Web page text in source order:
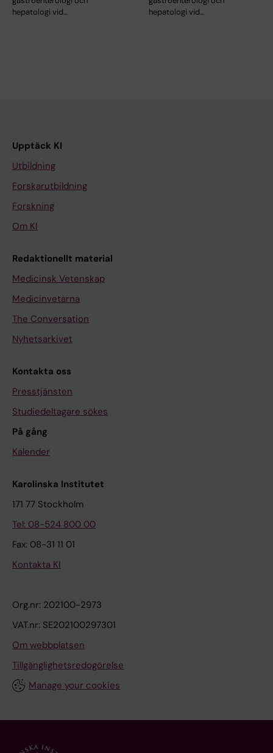
hepatologi vid…
hepatologi vid…
Upptäck KI
Utbildning
Forskarutbildning
Forskning
Om KI
Redaktionellt material
Medicinsk Vetenskap
Medicinvetarna
The Conversation
Nyhetsarkivet
Kontakta oss
Presstjänsten
Studiedeltagare sökes
På gång
Kalender
Karolinska Institutet
171 77 Stockholm
Tel: 08-524 800 00
Fax: 08-31 11 01
Kontakta KI
Org.nr: 202100-2973
VAT.nr: SE202100297301
Om webbplatsen
Tillgänglighetsredogörelse
Manage your cookies